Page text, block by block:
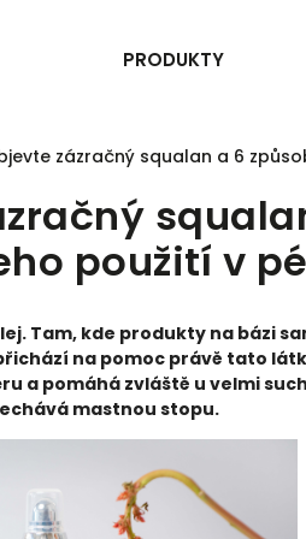
PRODUKTY
zázračný squalan a 6
použití v
Tam, kde produkty na bázi
na pomoc právě tato
a pomáhá zvláště u velmi
mastnou stopu.